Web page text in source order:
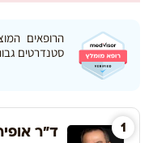
הרופאים
סטנדרטים
ד"ר 1